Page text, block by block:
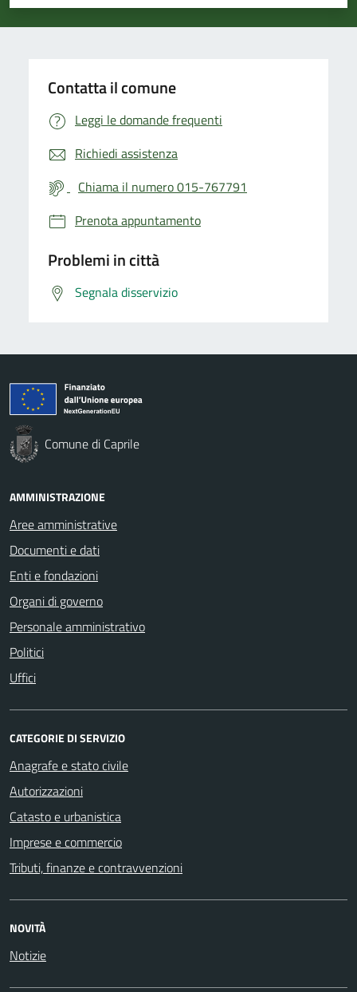
Contatta il comune
Leggi le domande frequenti
Richiedi assistenza
Chiama il numero 015-767791
Prenota appuntamento
Problemi in città
Segnala disservizio
Comune di Caprile
AMMINISTRAZIONE
Aree amministrative
Documenti e dati
Enti e fondazioni
Organi di governo
Personale amministrativo
Politici
Uffici
CATEGORIE DI SERVIZIO
Anagrafe e stato civile
Autorizzazioni
Catasto e urbanistica
Imprese e commercio
Tributi, finanze e contravvenzioni
NOVITÀ
Notizie